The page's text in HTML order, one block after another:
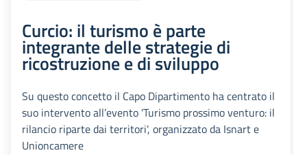
Curcio: il turismo è parte
integrante delle strategie di
ricostruzione e di sviluppo
Su questo concetto il Capo Dipartimento ha centrato il
suo intervento all’evento 'Turismo prossimo venturo: il
rilancio riparte dai territori', organizzato da Isnart e
Unioncamere